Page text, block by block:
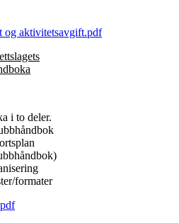
og aktivitetsavgift.pdf
i to deler.
formater